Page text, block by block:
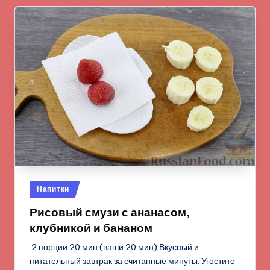
Опубликовано
в
Напитки
Рисовый смузи с ананасом,
клубникой и бананом
2 порции 20 мин (ваши 20 мин) Вкусный и
питательный завтрак за считанные минуты. Угостите